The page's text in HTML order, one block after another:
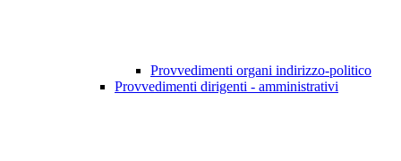
Provvedimenti organi indirizzo-politico
Provvedimenti dirigenti - amministrativi